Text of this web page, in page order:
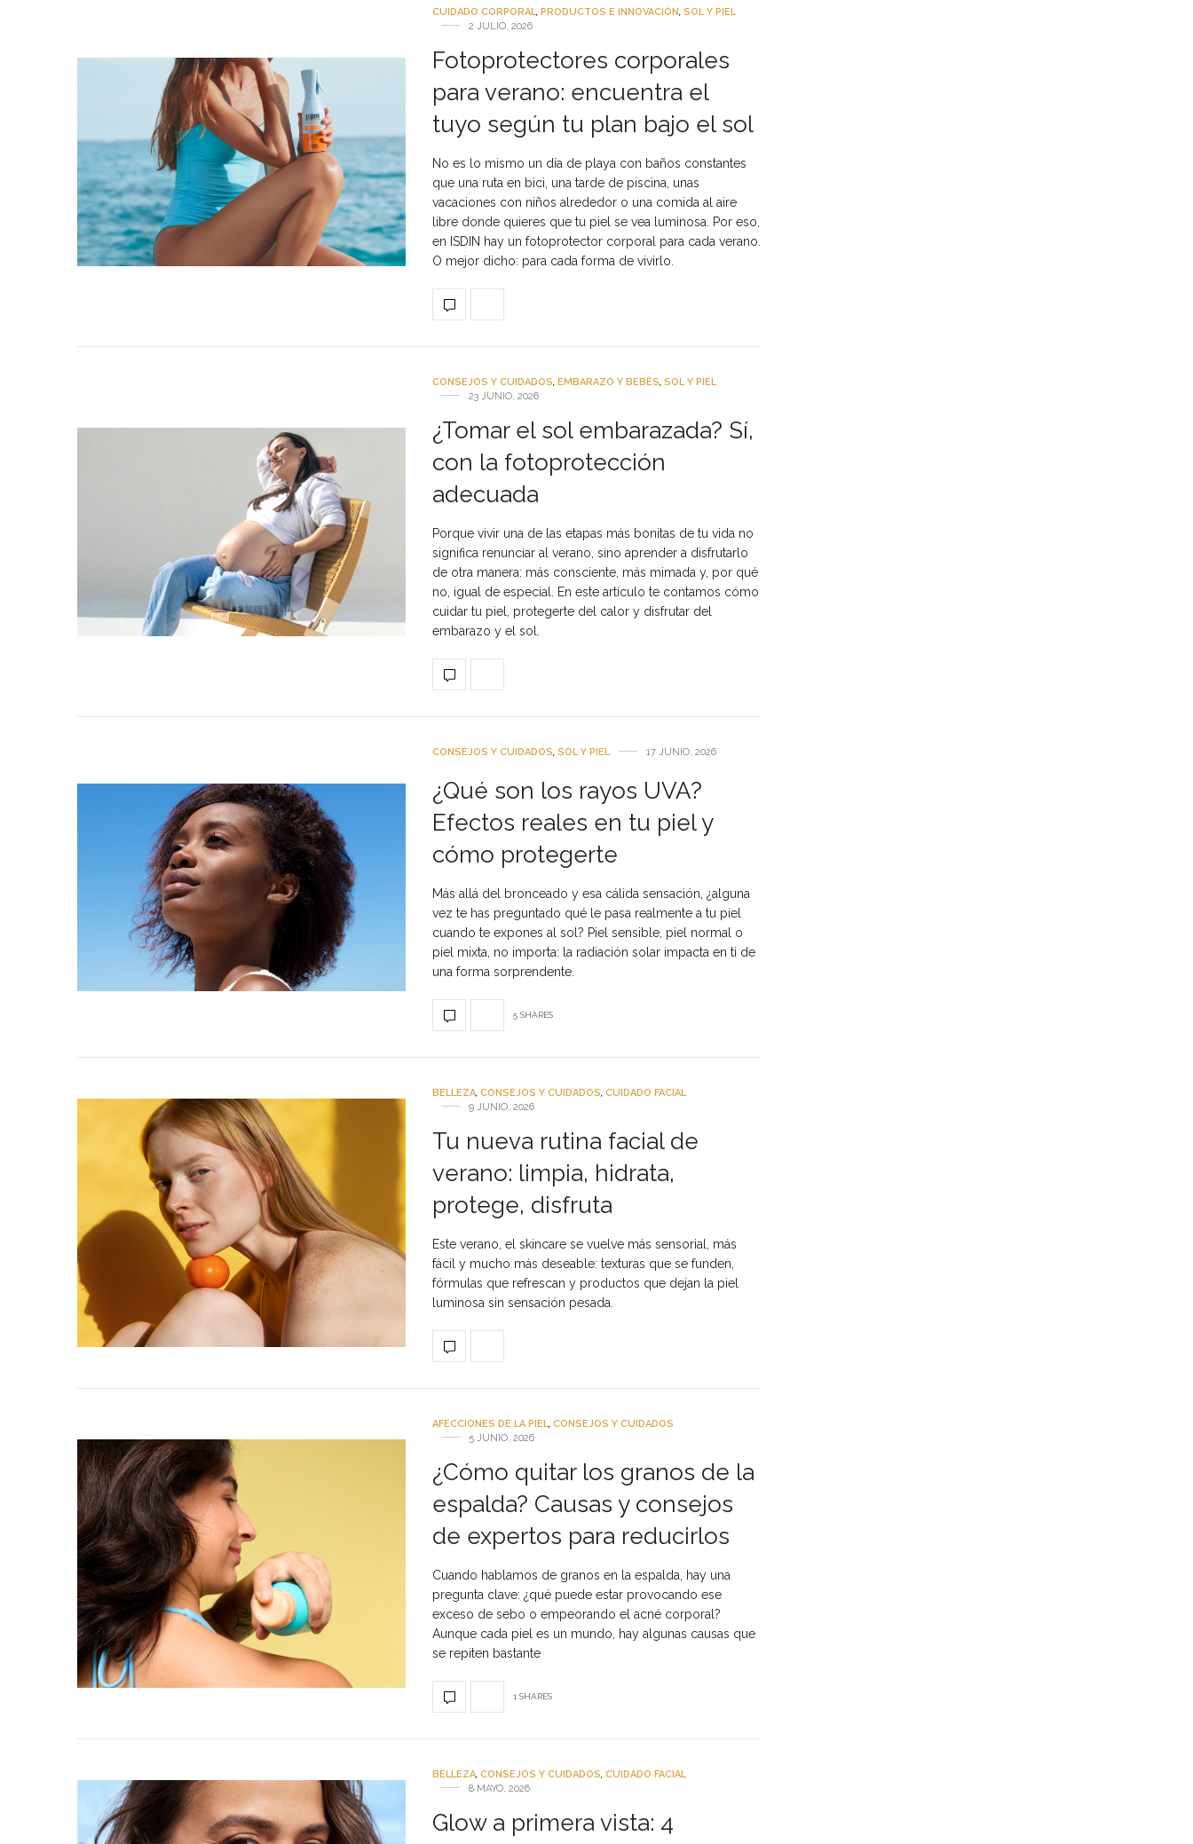
CUIDADO CORPORAL, PRODUCTOS E INNOVACIÓN, SOL Y PIEL
2 JULIO, 2026
Fotoprotectores corporales
para verano: encuentra el
tuyo según tu plan bajo el sol
No es lo mismo un día de playa con baños constantes
que una ruta en bici, una tarde de piscina, unas
vacaciones con niños alrededor o una comida al aire
libre donde quieres que tu piel se vea luminosa. Por eso,
en ISDIN hay un fotoprotector corporal para cada verano.
O mejor dicho: para cada forma de vivirlo.
CONSEJOS Y CUIDADOS, EMBARAZO Y BEBÉS, SOL Y PIEL
23 JUNIO, 2026
¿Tomar el sol embarazada? Sí,
con la fotoprotección
adecuada
Porque vivir una de las etapas más bonitas de tu vida no
significa renunciar al verano, sino aprender a disfrutarlo
de otra manera: más consciente, más mimada y, por qué
no, igual de especial. En este artículo te contamos cómo
cuidar tu piel, protegerte del calor y disfrutar del
embarazo y el sol.
CONSEJOS Y CUIDADOS, SOL Y PIEL 17 JUNIO, 2026
¿Qué son los rayos UVA?
Efectos reales en tu piel y
cómo protegerte
Más allá del bronceado y esa cálida sensación, ¿alguna
vez te has preguntado qué le pasa realmente a tu piel
cuando te expones al sol? Piel sensible, piel normal o
piel mixta, no importa: la radiación solar impacta en ti de
una forma sorprendente.
5 SHARES
BELLEZA, CONSEJOS Y CUIDADOS, CUIDADO FACIAL
9 JUNIO, 2026
Tu nueva rutina facial de
verano: limpia, hidrata,
protege, disfruta
Este verano, el skincare se vuelve más sensorial, más
fácil y mucho más deseable: texturas que se funden,
fórmulas que refrescan y productos que dejan la piel
luminosa sin sensación pesada.
AFECCIONES DE LA PIEL, CONSEJOS Y CUIDADOS
5 JUNIO, 2026
¿Cómo quitar los granos de la
espalda? Causas y consejos
de expertos para reducirlos
Cuando hablamos de granos en la espalda, hay una
pregunta clave: ¿qué puede estar provocando ese
exceso de sebo o empeorando el acné corporal?
Aunque cada piel es un mundo, hay algunas causas que
se repiten bastante
1 SHARES
BELLEZA, CONSEJOS Y CUIDADOS, CUIDADO FACIAL
8 MAYO, 2026
Glow a primera vista: 4